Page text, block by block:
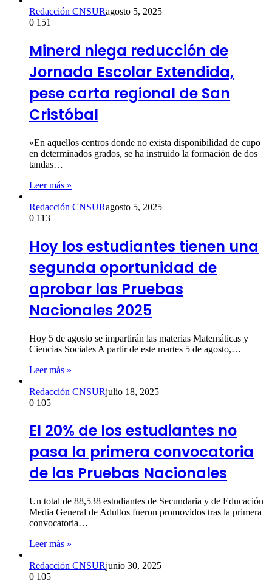
Redacción CNSURagosto 5, 2025
0 151
Minerd niega reducción de
Jornada Escolar Extendida,
pese carta regional de San
Cristóbal
«En aquellos centros donde no exista disponibilidad de cupo
en determinados grados, se ha instruido la formación de dos
tandas…
Leer más »
Redacción CNSURagosto 5, 2025
0 113
Hoy los estudiantes tienen una
segunda oportunidad de
aprobar las Pruebas
Nacionales 2025
Hoy 5 de agosto se impartirán las materias Matemáticas y
Ciencias Sociales A partir de este martes 5 de agosto,…
Leer más »
Redacción CNSURjulio 18, 2025
0 105
El 20% de los estudiantes no
pasa la primera convocatoria
de las Pruebas Nacionales
Un total de 88,538 estudiantes de Secundaria y de Educación
Media General de Adultos fueron promovidos tras la primera
convocatoria…
Leer más »
Redacción CNSURjunio 30, 2025
0 105